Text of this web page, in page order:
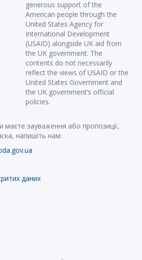
generous support of the
American people through the
United States Agency for
International Development
(USAID) alongside UK aid from
the UK government. The
contents do not necessarily
reflect the views of USAID or the
United States Government and
the UK government’s official
policies.
маєте зауваження або пропозиції,
напишіть нам:
даних